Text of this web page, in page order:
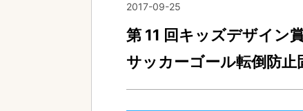
2017-09-25
第 11 回キッズデザイン
サッカーゴール転倒防止